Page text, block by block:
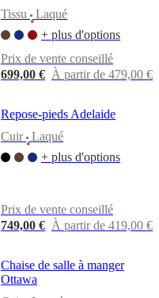
Tissu
•
Laqué
+ plus d'options
Prix de vente conseillé
699,00 € À partir de 479,00 €
Repose-pieds Adelaide
Cuir
•
Laqué
+ plus d'options
Prix de vente conseillé
749,00 € À partir de 419,00 €
Chaise de salle à manger
Ottawa